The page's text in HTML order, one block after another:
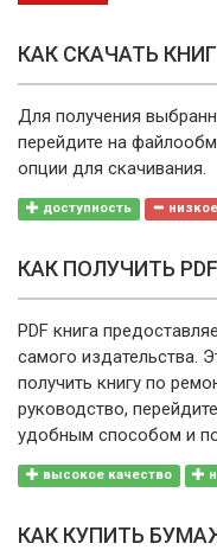
КАК СКАЧАТЬ
Для получения
перейдите на
опции для скачивания.
доступность
КАК ПОЛУЧИТЬ
PDF книга
самого издательства.
получить книгу по
руководство,
удобным способом и
высокое качество
КАК КУПИТЬ